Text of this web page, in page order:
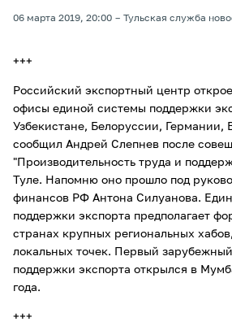
06 марта 2019, 20:00 Тульская служба
+++
Российский экспортный центр
офисы единой системы поддержки
Узбекистане, Белоруссии, Германии,
сообщил Андрей Слепнев после
"Производительность труда и
Туле. Напомню оно прошло под
финансов РФ Антона Силуанова.
поддержки экспорта предполагает
странах крупных региональных
локальных точек. Первый
поддержки экспорта открылся в
года.
+++